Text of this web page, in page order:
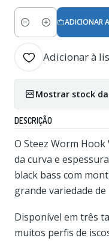
Quantidade
ADICIONAR
Adicionar à
Mostrar stock
DESCRIÇÃO
O Steez Worm
da curva e
black bass com
grande variedade de
Disponível em três
muitos perfis de